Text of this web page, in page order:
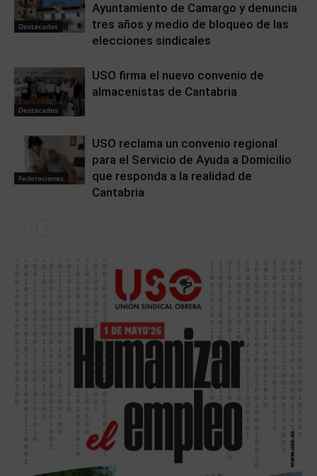
Destacados
Ayuntamiento de Camargo y denuncia
tres años y medio de bloqueo de las
elecciones sindicales
Destacados
USO firma el nuevo convenio de
almacenistas de Cantabria
Federaciones
USO reclama un convenio regional
para el Servicio de Ayuda a Domicilio
que responda a la realidad de
Cantabria